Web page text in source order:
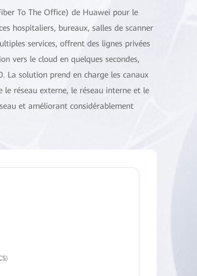
To The Office) de Huawei pour le
hospitaliers, bureaux, salles de scanner
services, offrent des lignes privées
vers le cloud en quelques secondes,
La solution prend en charge les canaux
réseau externe, le réseau interne et le
et améliorant considérablement